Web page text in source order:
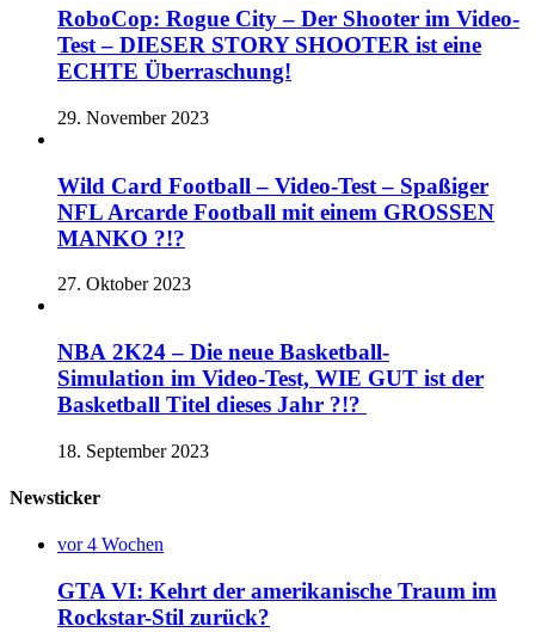
RoboCop: Rogue City – Der Shooter im Video-
Test – DIESER STORY SHOOTER ist eine
ECHTE Überraschung!
29. November 2023
Wild Card Football – Video-Test – Spaßiger
NFL Arcarde Football mit einem GROSSEN
MANKO ?!?
27. Oktober 2023
NBA 2K24 – Die neue Basketball-
Simulation im Video-Test, WIE GUT ist der
Basketball Titel dieses Jahr ?!?
18. September 2023
Newsticker
vor 4 Wochen
GTA VI: Kehrt der amerikanische Traum im
Rockstar-Stil zurück?